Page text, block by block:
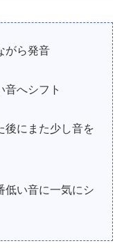
がら発音
音へシフト
後にまた少し音を
低い音に一気にシ